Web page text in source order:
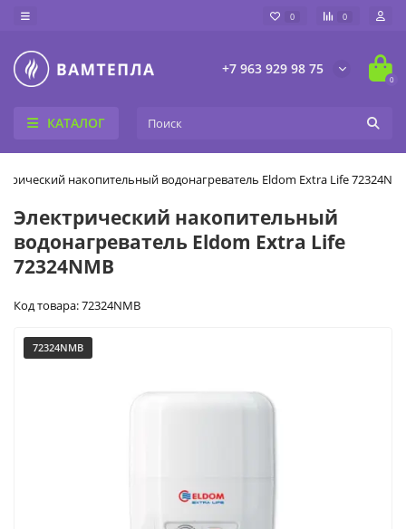
0 0
+7 963 929 98 75
0
КАТАЛОГ
накопительный водонагреватель Eldom Extra Life
Электрический накопительный
водонагреватель Eldom Extra Life
72324NMB
Код товара: 72324NMB
72324NMB